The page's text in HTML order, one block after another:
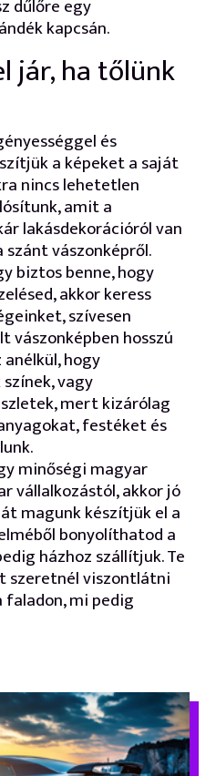
dűlőre egy
kapcsán.
jár, ha tőlünk
és
a képeket a saját
nincs lehetetlen
amit a
lakásdekorációról van
vászonképről.
biztos benne, hogy
akkor keress
szívesen
vászonképben hosszú
hogy
vagy
mert kizárólag
festéket és
minőségi magyar
vállalkozástól, akkor jó
magunk készítjük el a
bonyolíthatod a
házhoz szállítjuk. Te
szeretnél viszontlátni
mi pedig